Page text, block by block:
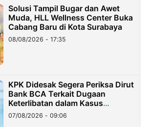
Solusi Tampil Bugar dan Awet
Muda, HLL Wellness Center Buka
Cabang Baru di Kota Surabaya
08/08/2026 - 17:35
KPK Didesak Segera Periksa Dirut
Bank BCA Terkait Dugaan
Keterlibatan dalam Kasus
Hilangnya Dana Nasabah Rp2,58
Miliar
07/08/2026 - 09:06